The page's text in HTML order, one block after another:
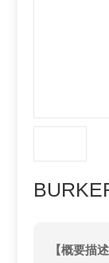
【概要描述